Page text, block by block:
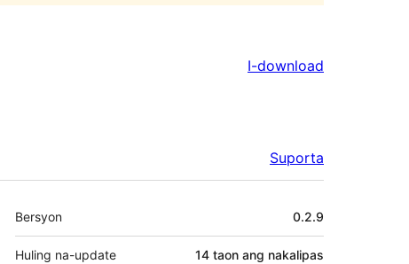
I-download
Suporta
Meta
Bersyon 0.2.9
Huling na-update 14 taon ang nakalipas